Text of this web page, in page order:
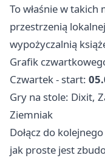
To właśnie w
przestrzenią
wypożyczalnią
Grafik
Czwartek - start:
Gry na stole: Dixit,
Ziemniak
Dołącz do
jak proste jest